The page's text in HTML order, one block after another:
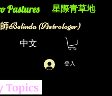
中文
Pastures​
Belinda (Astrologer)
星際青草地
登入
Topics